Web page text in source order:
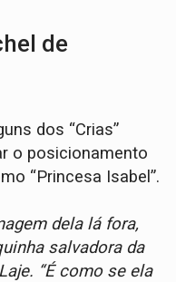
de
dos “Crias”
o posicionamento
“Princesa Isabel”.
dela lá fora,
salvadora da
“É como se ela